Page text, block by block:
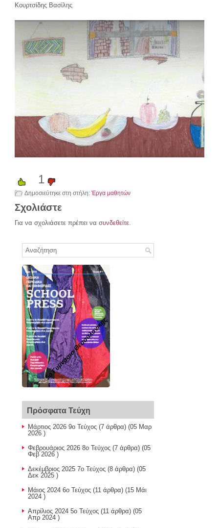
Κουρτσίδης Βασίλης
1
Δημοσιεύτηκε στη στήλη: Έργα μαθητών
Σχολιάστε
Για να σχολιάσετε πρέπει να συνδεθείτε.
5ο Γυμνάσιο Θεσσαλονίκης
Πρόσφατα Τεύχη
Μάρτιος 2026 9ο Τεύχος (7 άρθρα) (05 Μαρ
2026 )
Φεβρουάριος 2026 8ο Τεύχος (7 άρθρα) (05
Φεβ 2026 )
Δεκέμβριος 2025 7ο Τεύχος (8 άρθρα) (05
Δεκ 2025 )
Μάιος 2024 6ο Τεύχος (11 άρθρα) (15 Μάι
2024 )
Απρίλιος 2024 5ο Τεύχος (11 άρθρα) (05
Απρ 2024 )